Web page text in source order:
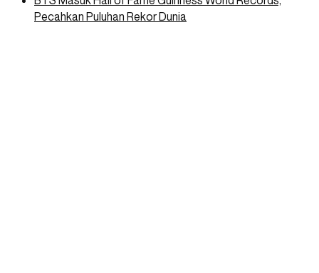
Pecahkan Puluhan Rekor Dunia